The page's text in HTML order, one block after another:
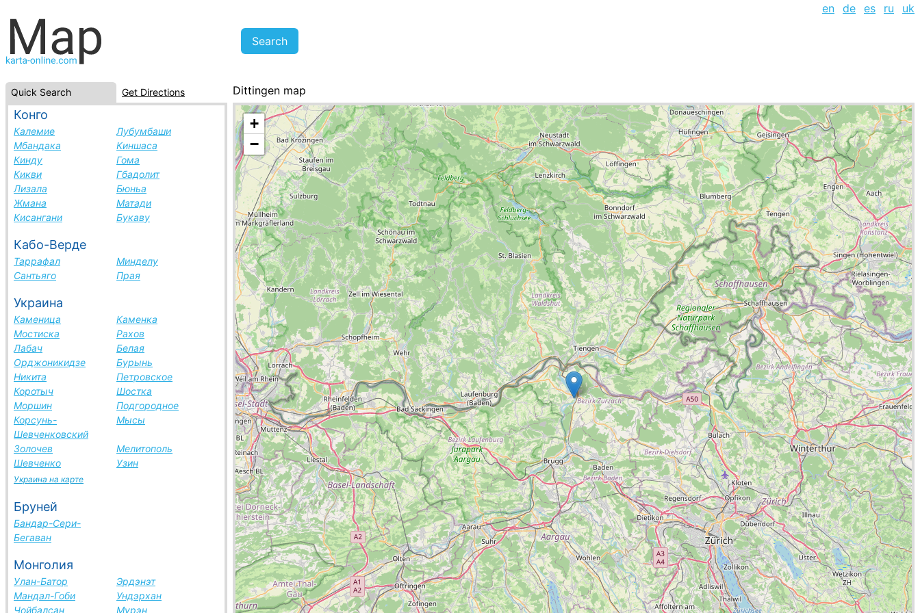
en de es ru uk
Quick Search Get Directions
Конго
Калемие
Лубумбаши
Мбандака
Киншаса
Кинду
Гома
Кикви
Гбадолит
Лизала
Бюньа
Жмана
Матади
Кисангани
Букаву
Кабо-Верде
Таррафал
Минделу
Сантьяго
Прая
Украина
Каменица
Каменка
Мостиска
Рахов
Лабач
Белая
Орджоникидзе
Бурынь
Никита
Петровское
Коротыч
Шостка
Моршин
Подгородное
Корсунь-
Шевченковский
Мысы
Золочев
Мелитополь
Шевченко
Узин
Украина на карте
Бруней
Бандар-Сери-
Бегаван
Монголия
Улан-Батор
Эрдэнэт
Мандал-Гоби
Ундэрхан
Чойбалсан
Мурэн
Dittingen map
Switzerland, cities list
+
−